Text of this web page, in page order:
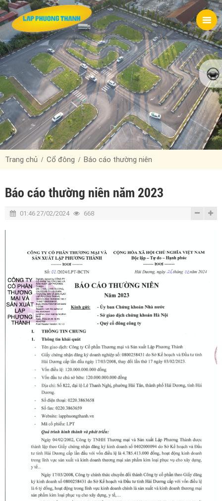
Trang chủ Cổ đông Báo cáo thường niên
Báo cáo thường niên năm 2023
01:46 27/02/2024 668